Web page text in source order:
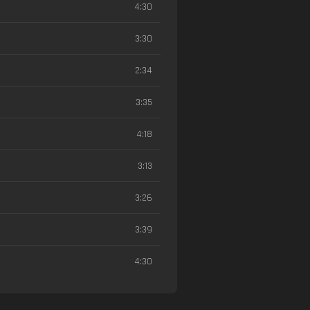
4:30
3:30
2:34
3:35
4:18
3:13
3:26
3:39
4:30